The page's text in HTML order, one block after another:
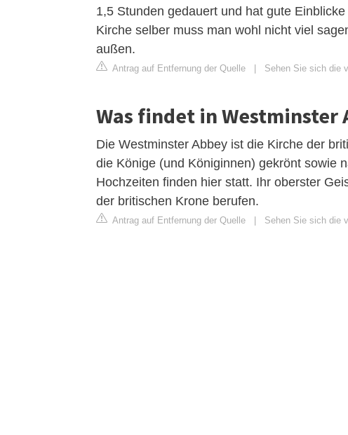
1,5 Stunden gedauert und hat gute
Kirche selber muss man wohl nicht viel
außen.
Antrag auf Entfernung der Quelle Sehen Sie sich die
Was findet in Westminster
Die Westminster Abbey ist die Kirche der
die Könige (und Königinnen) gekrönt sowie
Hochzeiten finden hier statt. Ihr oberster
der britischen Krone berufen.
Antrag auf Entfernung der Quelle Sehen Sie sich die